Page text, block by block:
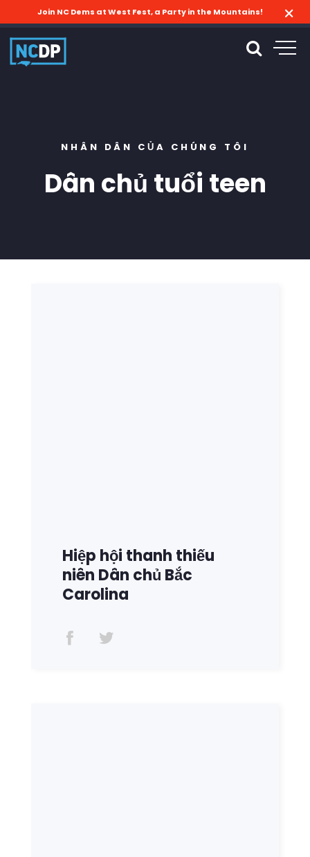
Join NC Dems at West Fest, a Party in the Mountains!
NHÂN DÂN CỦA CHÚNG TÔI
Dân chủ tuổi teen
Hiệp hội thanh thiếu
niên Dân chủ Bắc
Carolina